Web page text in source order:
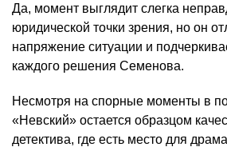
Да, момент выглядит слегка
юридической точки зрения, но он
напряжение ситуации и
каждого решения Семенова.
Несмотря на спорные моменты в
«Невский» остается образцом
детектива, где есть место для